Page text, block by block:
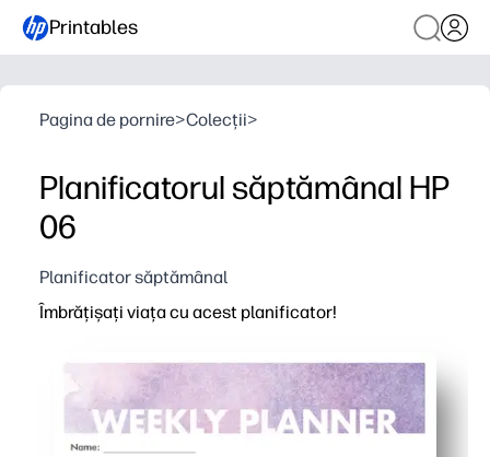
Printables
Pagina de pornire>Colecții>
Planificatorul săptămânal HP
06
Planificator săptămânal
Îmbrățișați viața cu acest planificator!